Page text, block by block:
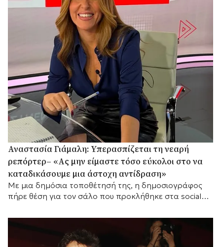
Αναστασία Γιάμαλη: Υπερασπίζεται τη νεαρή
ρεπόρτερ– «Ας μην είμαστε τόσο εύκολοι στο να
καταδικάσουμε μια άστοχη αντίδραση»
Με μια δημόσια τοποθέτησή της, η δημοσιογράφος
πήρε θέση για τον σάλο που προκλήθηκε στα social
οποίες εργάζονται οι ρεπόρτερ στο πεδίο.